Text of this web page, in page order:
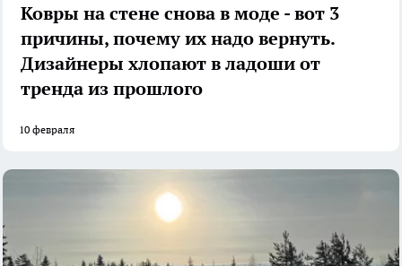
Ковры на стене снова в моде - вот 3
причины, почему их надо вернуть.
Дизайнеры хлопают в ладоши от
тренда из прошлого
10 февраля